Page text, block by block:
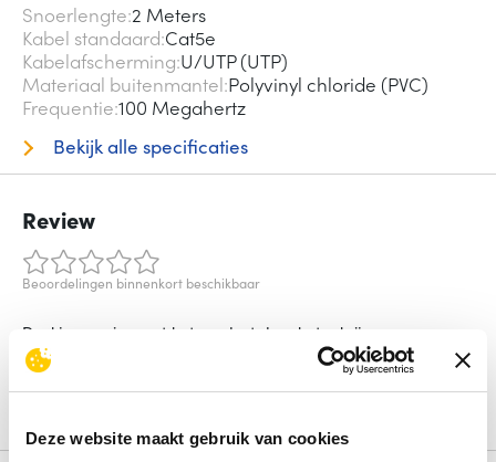
Deze website maakt gebruik van cookies
Snoerlengte 2 Meters
Kabel standaard Cat5e
Kabelafscherming U/UTP (UTP)
Materiaal buitenmantel Polyvinyl chloride (PVC)
Frequentie 100 Megahertz
Bekijk alle specificaties
Review
Beoordelingen binnenkort beschikbaar
Deel je ervaring met het product door het schrijven van een
review.
Schrijf een review